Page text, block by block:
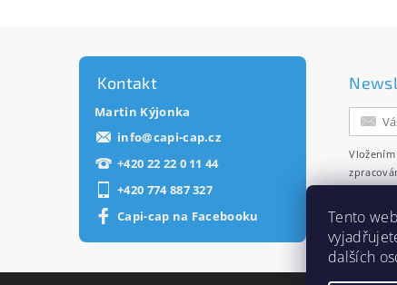
Kontakt
Martin Kýjonka
info@capi-cap.cz
+420 22 22 0 11 44
+420 774 887 327
Capi-cap na Facebooku
Tento
dalších